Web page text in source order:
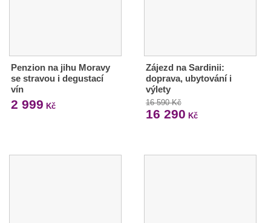
Penzion na jihu Moravy
se stravou i degustací
vín
2 999 Kč
Zájezd na Sardinii:
doprava, ubytování i
výlety
16 590 Kč
16 290 Kč